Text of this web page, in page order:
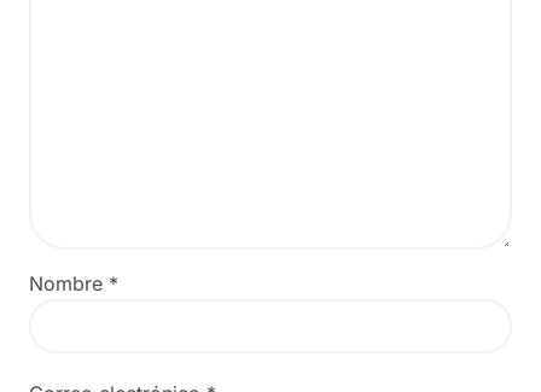
Nombre *